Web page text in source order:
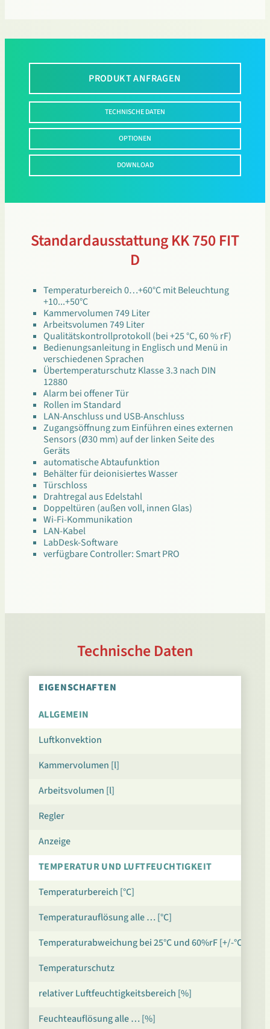
PRODUKT ANFRAGEN
TECHNISCHE DATEN
OPTIONEN
DOWNLOAD
Standardausstattung KK 750 FIT
D
Temperaturbereich 0…+60°C mit Beleuchtung
+10...+50°C
Kammervolumen 749 Liter
Arbeitsvolumen 749 Liter
Qualitätskontrollprotokoll (bei +25 °C, 60 % rF)
Bedienungsanleitung in Englisch und Menü in
verschiedenen Sprachen
Übertemperaturschutz Klasse 3.3 nach DIN
12880
Alarm bei offener Tür
Rollen im Standard
LAN-Anschluss und USB-Anschluss
Zugangsöffnung zum Einführen eines externen
Sensors (Ø30 mm) auf der linken Seite des
Geräts
automatische Abtaufunktion
Behälter für deionisiertes Wasser
Türschloss
Drahtregal aus Edelstahl
Doppeltüren (außen voll, innen Glas)
Wi-Fi-Kommunikation
LAN-Kabel
LabDesk-Software
verfügbare Controller: Smart PRO
Technische Daten
EIGENSCHAFTEN
ALLGEMEIN
Luftkonvektion
Kammervolumen [l]
Arbeitsvolumen [l]
Regler
Anzeige
TEMPERATUR UND LUFTFEUCHTIGKEIT
Temperaturbereich [°C]
Temperaturauflösung alle … [°C]
Temperaturabweichung bei 25°C und 60%rF [+/-°C]*
Temperaturschutz
relativer Luftfeuchtigkeitsbereich [%]
Feuchteauflösung alle … [%]